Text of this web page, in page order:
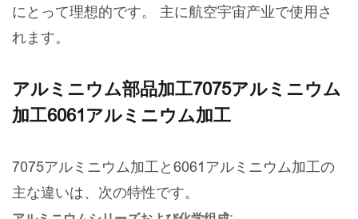
にとって理想的です。 主に航空宇宙产业で使用さ
れます。
アルミニウム部品加工7075アルミニウム
加工6061アルミニウム加工
7075アルミニウム加工と6061アルミニウム加工の
主な違いは、次の特性です。